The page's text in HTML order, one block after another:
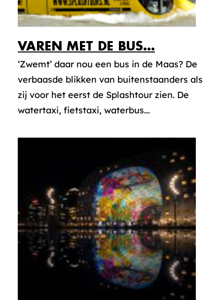
VAREN MET DE BUS…
‘Zwemt’ daar nou een bus in de Maas? De
verbaasde blikken van buitenstaanders als
zij voor het eerst de Splashtour zien. De
watertaxi, fietstaxi, waterbus...